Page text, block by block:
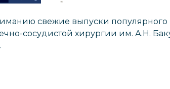
свежие выпуски популярного
сосудистой хирургии им. А.Н.